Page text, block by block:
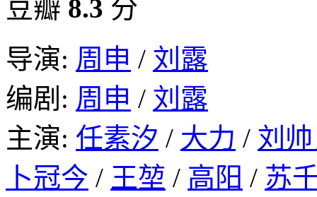
豆瓣 8.3 分
导演: 周申 / 刘露
编剧: 周申 / 刘露
主演: 任素汐 / 大力 / 刘
卜冠今 / 王堃 / 高阳 / 苏